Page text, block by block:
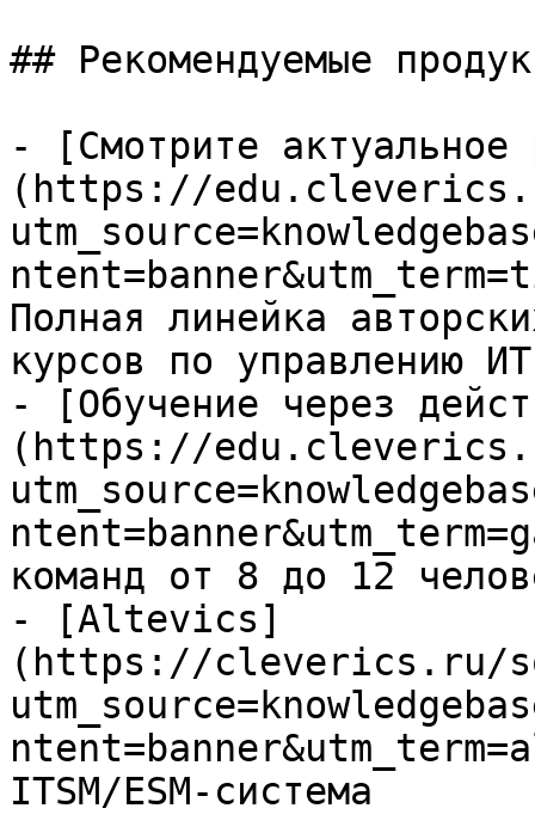
## Рекомендуемые
- [Смотрите актуальное
(https://
Полная линейка
курсов по управлению ИТ
- [Обучение через
(https://
команд от 8 до 12
- [Altevics]
(https://cleverics.ru/
ITSM/ESM-система